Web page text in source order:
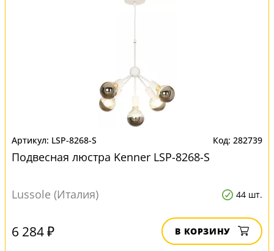
LSP-8268-S 282739
Подвесная люстра Kenner LSP-8268-S
Lussole (Италия) 44 шт.
6 284 ₽ В КОРЗИНУ